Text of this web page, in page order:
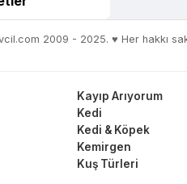
2009 - 2025. ♥️ Her hakkı
Kayıp Arıyorum
Kedi
Kedi & Köpek
Kemirgen
Kuş Türleri